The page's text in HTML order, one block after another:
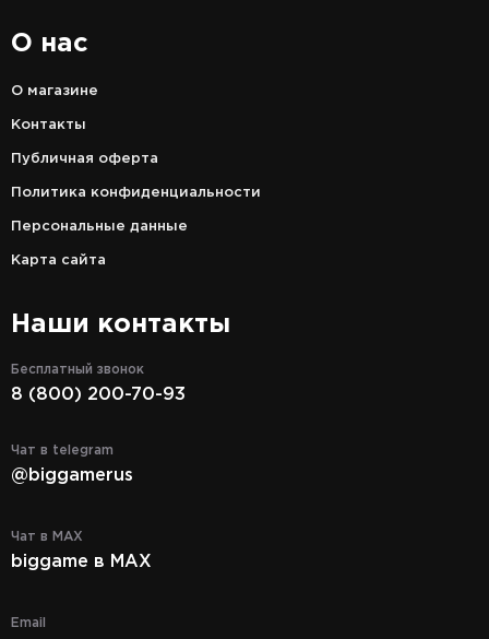
О нас
О магазине
Контакты
Публичная оферта
Политика конфиденциальности
Персональные данные
Карта сайта
Наши контакты
Бесплатный звонок
8 (800) 200-70-93
Чат в telegram
@biggamerus
Чат в MAX
biggame в MAX
Email